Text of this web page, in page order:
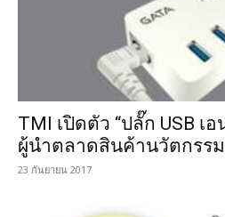
TMI เปิดตัว “ปลั๊ก USB เ
ผู้นำตลาดสินค้านวัตกรรม
23 กันยายน 2017